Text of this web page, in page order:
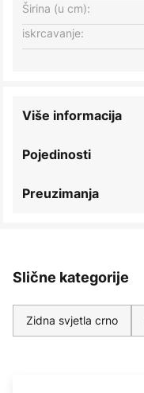
Širina (u cm):
iskrcavanje:
Pojedinosti
Više informacija
Preuzimanja
Slične kategorije
Zidna svjetla crno